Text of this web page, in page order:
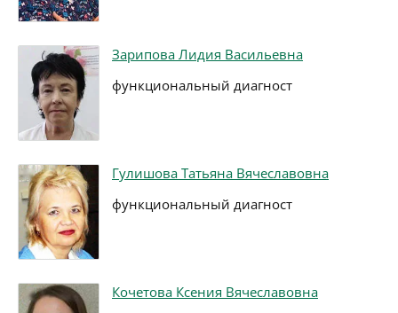
Зарипова Лидия Васильевна
функциональный диагност
Гулишова Татьяна Вячеславовна
функциональный диагност
Кочетова Ксения Вячеславовна